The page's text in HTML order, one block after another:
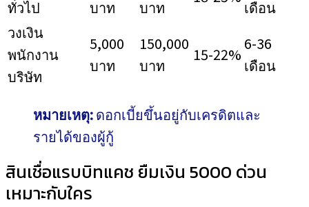
ทั่วไป
บาท
บาท
เดือน
วงเงิน
พนักงาน
บริษัท
5,000
บาท
150,000
บาท
15-22%
6-36
เดือน
หมายเหตุ:ดอกเบี้ยขึ้นอยู่กับเครดิตและ
รายได้ของผู้กู้
สินเชื่อแรบบิทแคช ยืมเงิน 5000 ด่วน
เหมาะกับใคร